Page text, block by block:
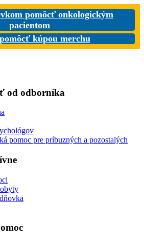
pomôcť onkologickým
pacientom
kúpou merchu
od odborníka
pomoc pre príbuzných a pozostalých